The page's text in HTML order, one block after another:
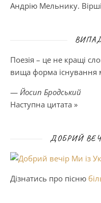
Андрію Мельнику.
Поезія – це не кращі
вища форма існування
— Йосип Бродський
Наступна цитата »
ДОБРИЙ
Дізнатись про пісню